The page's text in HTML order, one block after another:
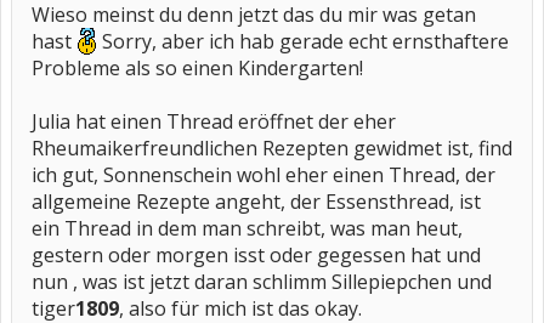
Wieso meinst du denn jetzt das du mir was getan
hast
Sorry, aber ich hab gerade echt ernsthaftere
Probleme als so einen Kindergarten!
Julia hat einen Thread eröffnet der eher
Rheumaikerfreundlichen Rezepten gewidmet ist, find
ich gut, Sonnenschein wohl eher einen Thread, der
allgemeine Rezepte angeht, der Essensthread, ist
ein Thread in dem man schreibt, was man heut,
gestern oder morgen isst oder gegessen hat und
nun , was ist jetzt daran schlimm Sillepiepchen und
tiger1809, also für mich ist das okay.